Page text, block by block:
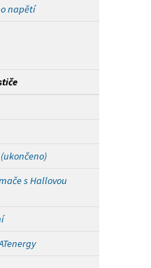
napětí
s Hallovou